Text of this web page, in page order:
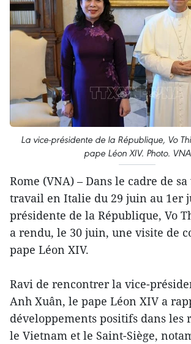
La vice-présidente de la République, Vo
pape Léon XIV. Photo. VNA
Rome (VNA) – Dans le cadre de
travail en Italie du 29 juin au 1er
présidente de la République, Vo
a rendu, le 30 juin, une visite de
pape Léon XIV.
Ravi de rencontrer la vice-
Anh Xuân, le pape Léon XIV a
développements positifs dans les
le Vietnam et le Saint-Siège,